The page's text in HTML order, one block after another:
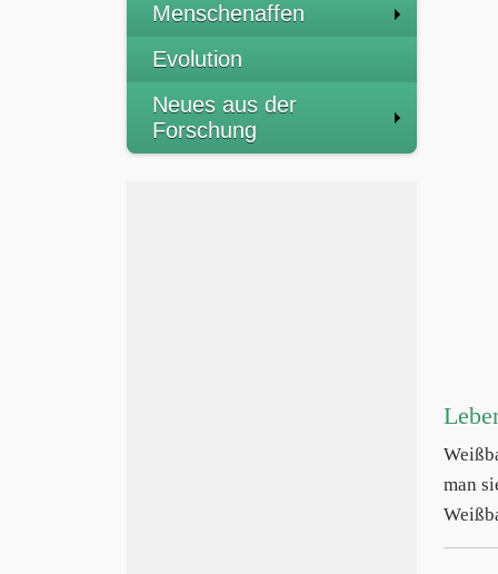
Menschenaffen
Evolution
Neues aus der
Forschung
man